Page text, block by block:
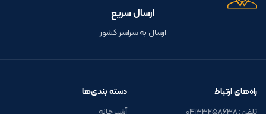
ارسال سریع
ارسال به سراسر کشور
راه‌های ارتباط
تلفن: ۰۴۱۳۳۲۵۸۶۳۸
دسته بندی‌ها
آشپزخانه